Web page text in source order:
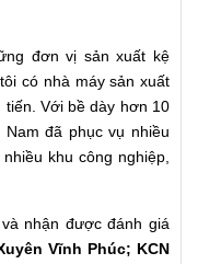
đơn vị sản xuất kệ
có nhà máy sản xuất
Với bề dày hơn 10
đã phục vụ nhiều
khu công nghiệp,
nhận được đánh giá
Vĩnh Phúc; KCN